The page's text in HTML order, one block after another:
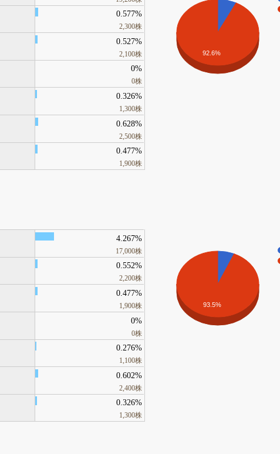
0.577%
2,300株
0.527%
2,100株
0%
0株
0.326%
1,300株
0.628%
2,500株
0.477%
1,900株
92.6%
4.267%
17,000株
0.552%
2,200株
0.477%
1,900株
0%
0株
0.276%
1,100株
0.602%
2,400株
0.326%
1,300株
93.5%